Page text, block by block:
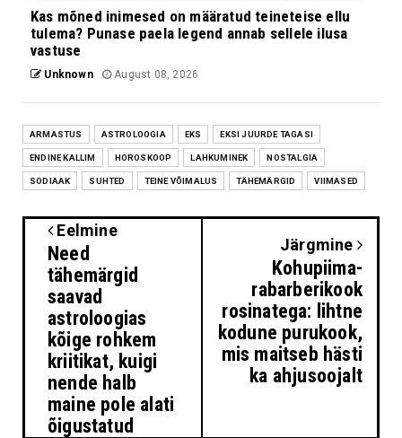
Kas mõned inimesed on määratud teineteise ellu
tulema? Punase paela legend annab sellele ilusa
vastuse
Unknown August 08, 2026
ARMASTUS ASTROLOOGIA EKS EKSI JUURDE TAGASI
ENDINE KALLIM HOROSKOOP LAHKUMINEK NOSTALGIA
SODIAAK SUHTED TEINE VÕIMALUS TÄHEMÄRGID VIIMASED
Eelmine
Need
tähemärgid
saavad
astroloogias
kõige rohkem
kriitikat, kuigi
nende halb
maine pole alati
õigustatud
Järgmine
Kohupiima-
rabarberikook
rosinatega: lihtne
kodune purukook,
mis maitseb hästi
ka ahjusoojalt